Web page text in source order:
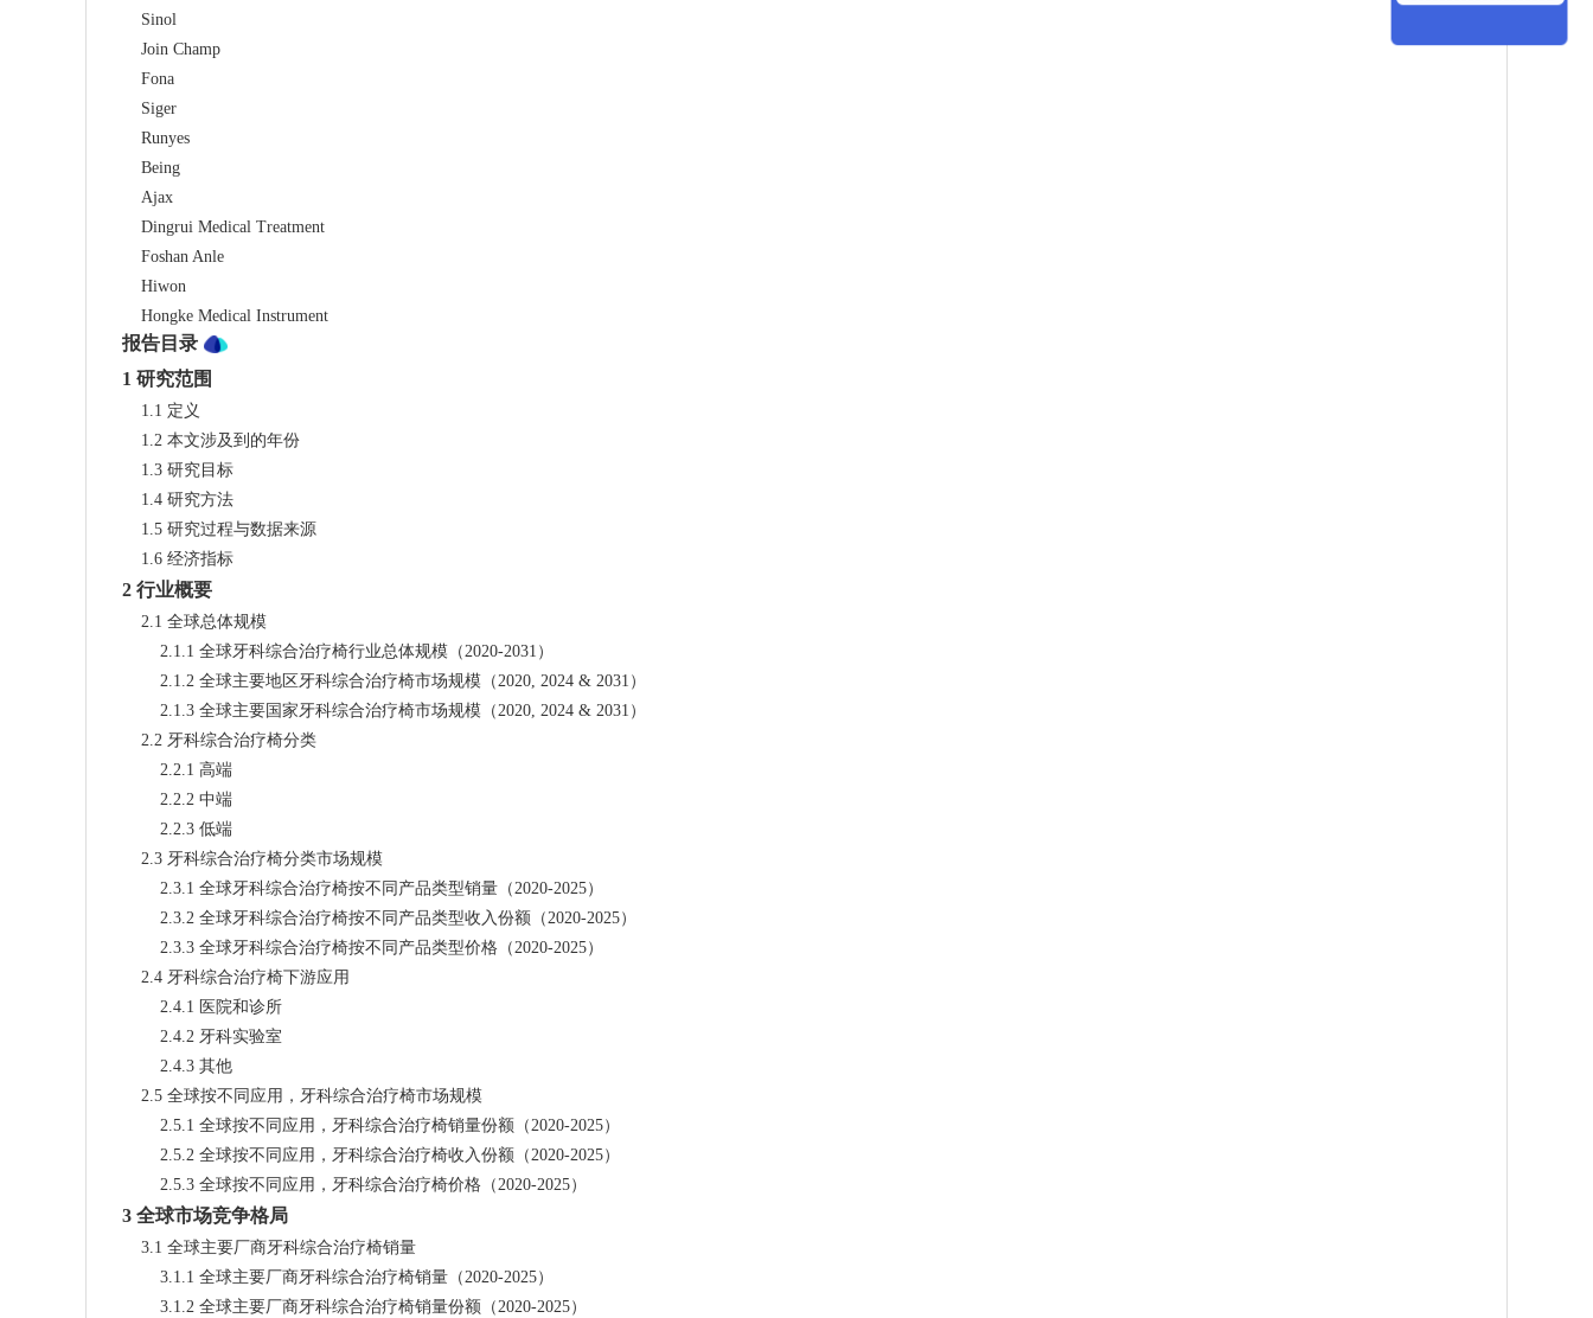
    Sinol
    Join Champ
    Fona
    Siger
    Runyes
    Being
    Ajax
    Dingrui Medical Treatment
    Foshan Anle
    Hiwon
    Hongke Medical Instrument
报告目录
1 研究范围
    1.1 定义
    1.2 本文涉及到的年份
    1.3 研究目标
    1.4 研究方法
    1.5 研究过程与数据来源
    1.6 经济指标
2 行业概要
    2.1 全球总体规模
        2.1.1 全球牙科综合治疗椅行业总体规模（2020-2031）
        2.1.2 全球主要地区牙科综合治疗椅市场规模（2020, 2024 & 2031）
        2.1.3 全球主要国家牙科综合治疗椅市场规模（2020, 2024 & 2031）
    2.2 牙科综合治疗椅分类
        2.2.1 高端
        2.2.2 中端
        2.2.3 低端
    2.3 牙科综合治疗椅分类市场规模
        2.3.1 全球牙科综合治疗椅按不同产品类型销量（2020-2025）
        2.3.2 全球牙科综合治疗椅按不同产品类型收入份额（2020-2025）
        2.3.3 全球牙科综合治疗椅按不同产品类型价格（2020-2025）
    2.4 牙科综合治疗椅下游应用
        2.4.1 医院和诊所
        2.4.2 牙科实验室
        2.4.3 其他
    2.5 全球按不同应用，牙科综合治疗椅市场规模
        2.5.1 全球按不同应用，牙科综合治疗椅销量份额（2020-2025）
        2.5.2 全球按不同应用，牙科综合治疗椅收入份额（2020-2025）
        2.5.3 全球按不同应用，牙科综合治疗椅价格（2020-2025）
3 全球市场竞争格局
    3.1 全球主要厂商牙科综合治疗椅销量
        3.1.1 全球主要厂商牙科综合治疗椅销量（2020-2025）
        3.1.2 全球主要厂商牙科综合治疗椅销量份额（2020-2025）